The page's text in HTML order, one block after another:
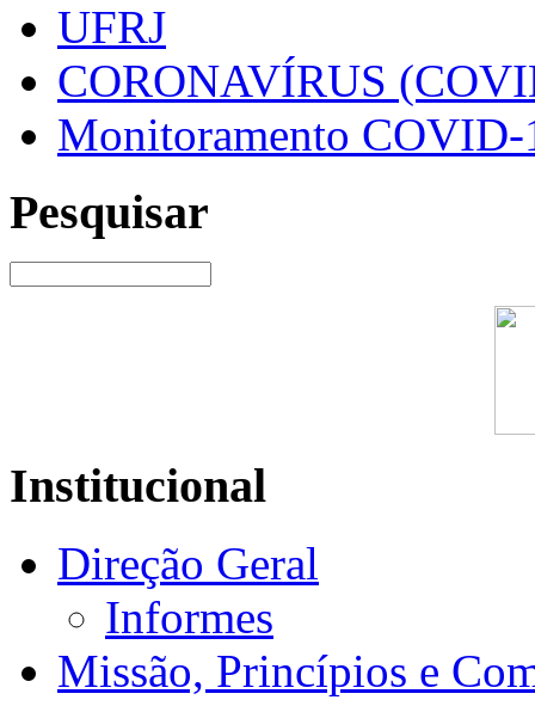
UFRJ
CORONAVÍRUS
Monitoramento COVID-
Pesquisar
Institucional
Direção Geral
Informes
Missão, Princípios e